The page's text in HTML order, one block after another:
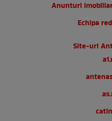
Anunturi
Echipa
Site-uri